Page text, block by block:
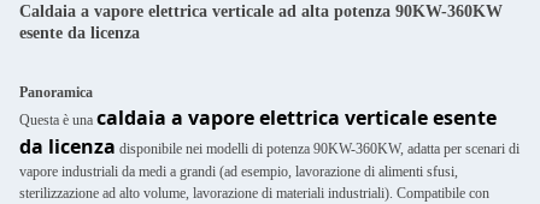
Caldaia a vapore elettrica verticale ad alta potenza 90KW-360KW
esente da licenza
Panoramica
Questa è una caldaia a vapore elettrica verticale esente
da licenza disponibile nei modelli di potenza 90KW-360KW, adatta per scenari di
vapore industriali da medi a grandi (ad esempio, lavorazione di alimenti sfusi,
sterilizzazione ad alto volume, lavorazione di materiali industriali). Compatibile con